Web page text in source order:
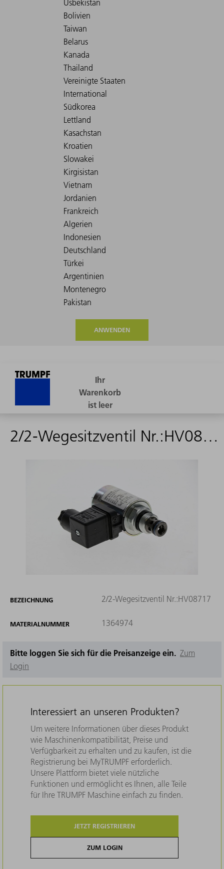
ANWENDEN
2/2-Wegesitzventil Nr.:HV08717
BEZEICHNUNG 2/2-Wegesitzventil Nr.:HV08717
MATERIALNUMMER 1364974
Bitte loggen Sie sich für die Preisanzeige ein. Zum
Login
Interessiert an unseren Produkten?
Um weitere Informationen über dieses Produkt
wie Maschinenkompatibilität, Preise und
Verfügbarkeit zu erhalten und zu kaufen, ist die
Registrierung bei MyTRUMPF erforderlich.
Unsere Plattform bietet viele nützliche
Funktionen und ermöglicht es Ihnen, alle Teile
für Ihre TRUMPF Maschine einfach zu finden.
JETZT REGISTRIEREN
ZUM LOGIN